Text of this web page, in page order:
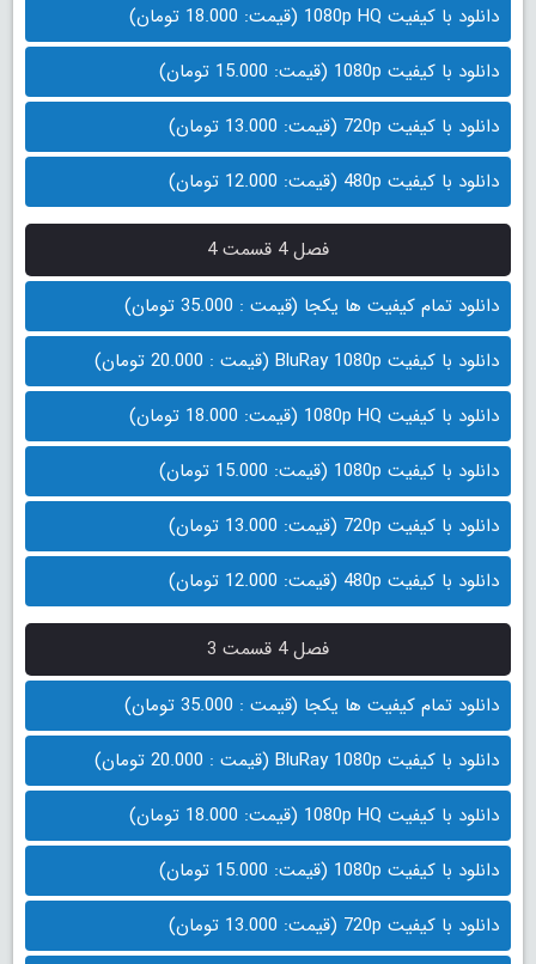
دانلود با کیفیت 1080p HQ (قیمت: 18.000 تومان)
دانلود با کیفیت 1080p (قیمت: 15.000 تومان)
دانلود با کیفیت 720p (قیمت: 13.000 تومان)
دانلود با کیفیت 480p (قیمت: 12.000 تومان)
فصل 4 قسمت 4
دانلود تمام کیفیت ها یکجا (قیمت : 35.000 تومان)
دانلود با کیفیت BluRay 1080p (قیمت : 20.000 تومان)
دانلود با کیفیت 1080p HQ (قیمت: 18.000 تومان)
دانلود با کیفیت 1080p (قیمت: 15.000 تومان)
دانلود با کیفیت 720p (قیمت: 13.000 تومان)
دانلود با کیفیت 480p (قیمت: 12.000 تومان)
فصل 4 قسمت 3
دانلود تمام کیفیت ها یکجا (قیمت : 35.000 تومان)
دانلود با کیفیت BluRay 1080p (قیمت : 20.000 تومان)
دانلود با کیفیت 1080p HQ (قیمت: 18.000 تومان)
دانلود با کیفیت 1080p (قیمت: 15.000 تومان)
دانلود با کیفیت 720p (قیمت: 13.000 تومان)